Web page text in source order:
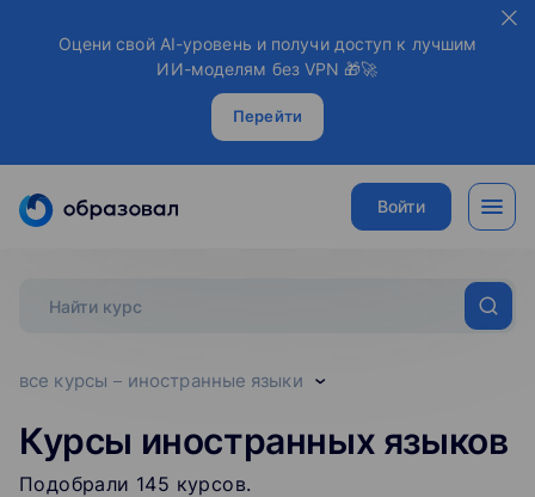
Оцени свой AI-уровень и получи доступ к лучшим
ИИ-моделям без VPN 🎁🚀
Перейти
Войти
все курсы иностранные языки
Курсы иностранных языков
Подобрали 145 курсов.